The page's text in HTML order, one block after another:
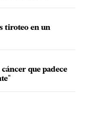
tiroteo en un
que padece